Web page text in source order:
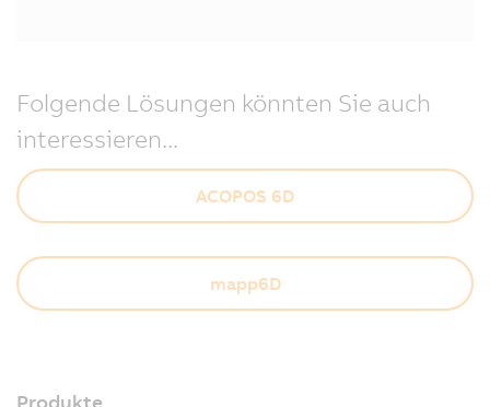
Folgende Lösungen könnten Sie auch
interessieren...
ACOPOS 6D
mapp6D
Produkte